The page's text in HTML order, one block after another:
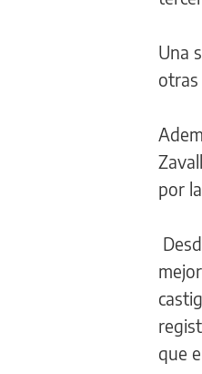
Una
otras
por
que